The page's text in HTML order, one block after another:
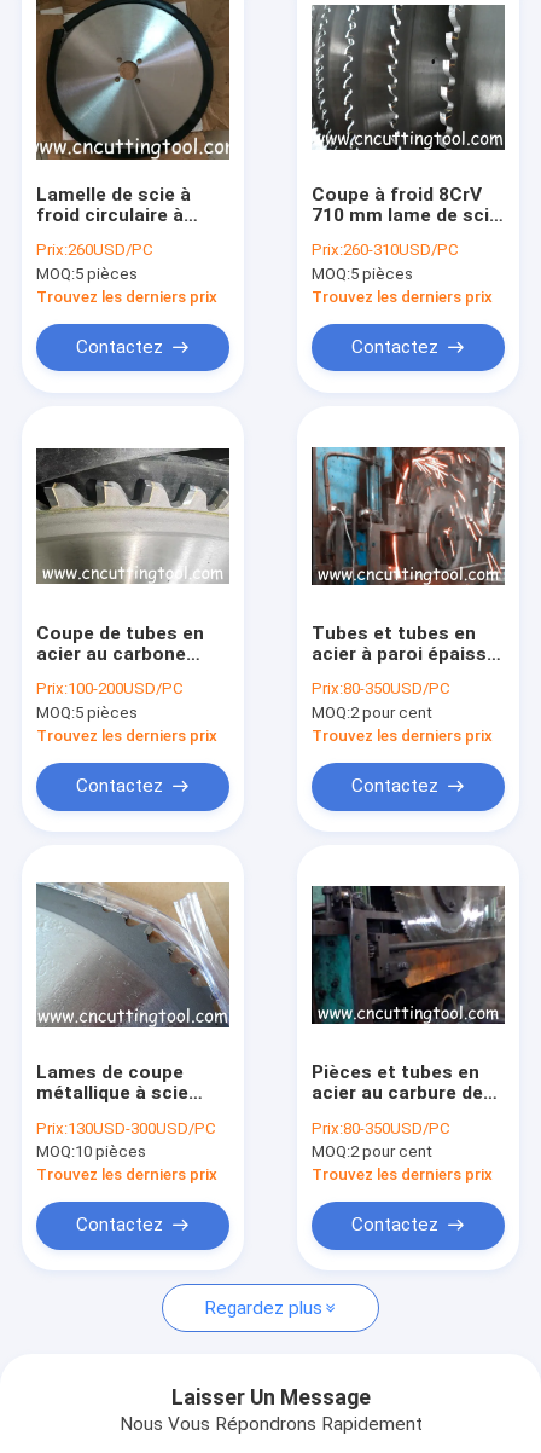
Produits
A propos de nous
Visite d'usine
Demande de soumission
Lames de scie à chaud
Le CTT scie la lame
Scie froide volante
Lame de scies affilant la machine
Machines pour le durcissement de lames de scie
Machines de traction à lame de scie
Plaque de découpe sous pression
Outils électroportatifs
Lamelle de scie à
froid circulaire à
tungstène à haute
vitesse de coupe
Prix:260USD/PC
MOQ:5 pièces
Trouvez les derniers prix
Contactez
Coupe à froid 8CrV
710 mm lame de scie
de tungstène TCT
pour couper les
métaux
Prix:260-310USD/PC
MOQ:5 pièces
Trouvez les derniers prix
Contactez
Coupe de tubes en
acier au carbone
circulaire Coupe
murale pour tuyaux
et tubes
Prix:100-200USD/PC
MOQ:5 pièces
Trouvez les derniers prix
Contactez
Tubes et tubes en
acier à paroi épaisse,
lame de scie à pointe
de carbure de
tungstène
Prix:80-350USD/PC
MOQ:2 pour cent
Trouvez les derniers prix
Contactez
Lames de coupe
métallique à scie
TCT Lames de scie
CrV Corps en acier
Prix:130USD-300USD/PC
MOQ:10 pièces
Trouvez les derniers prix
Contactez
Pièces et tubes en
acier au carbure de
froid
Prix:80-350USD/PC
MOQ:2 pour cent
Trouvez les derniers prix
Contactez
Regardez plus
Laisser Un Message
Nous Vous Répondrons Rapidement